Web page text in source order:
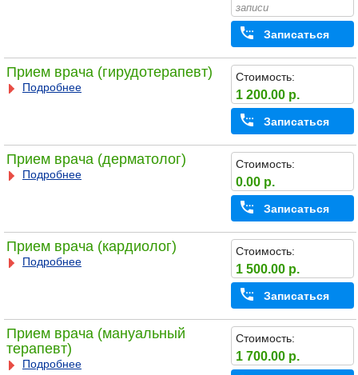
записи
Записаться
Прием врача (гирудотерапевт)
Подробнее
Стоимость:
1 200.00 р.
Записаться
Прием врача (дерматолог)
Подробнее
Стоимость:
0.00 р.
Записаться
Прием врача (кардиолог)
Подробнее
Стоимость:
1 500.00 р.
Записаться
Прием врача (мануальный
терапевт)
Подробнее
Стоимость:
1 700.00 р.